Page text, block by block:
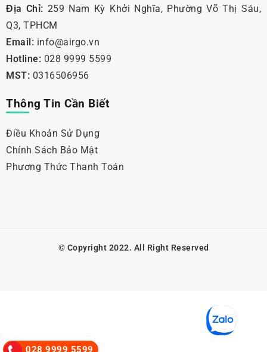
Địa Chỉ: 259 Nam Kỳ Khởi Nghĩa, Phường Võ Thị Sáu,
Q3, TPHCM
Email: info@airgo.vn
Hotline: 028 9999 5599
MST: 0316506956
Thông Tin Cần Biết
Điều Khoản Sử Dụng
Chính Sách Bảo Mật
Phương Thức Thanh Toán
© Copyright 2022. All Right Reserved
028 9999 5599